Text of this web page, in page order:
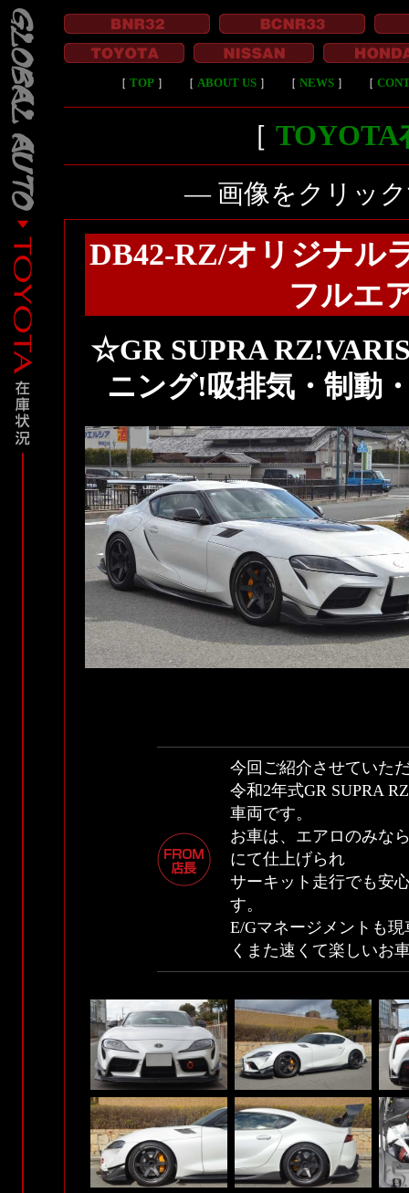
［ TOP］ ［ ABOUT US］ ［ NEWS］ ［
［ TOYOTA
― 画像をクリッ
DB42-RZ/オリジナル
フルエ
☆GR SUPRA
ニング!吸排気・制動
今回ご紹介させていた
令和2年式GR SUPRA
車両です。
お車は、エアロのみな
にて仕上げられ
サーキット走行でも安
す。
E/Gマネージメントも
くまた速くて楽しいお